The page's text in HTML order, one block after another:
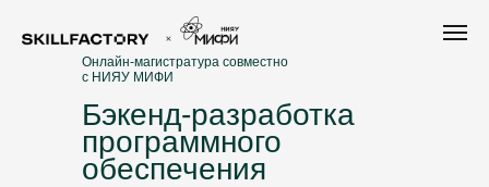
Онлайн-магистратура совместно
с НИЯУ МИФИ
Бэкенд-разработка
программного
обеспечения